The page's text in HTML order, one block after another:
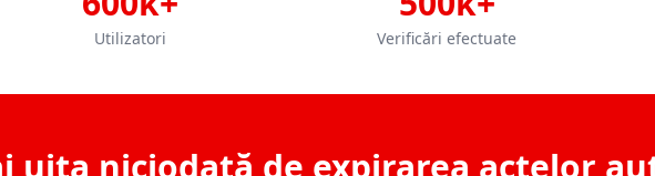
Utilizatori Verificări efectuate
uita niciodată de expirarea actelor